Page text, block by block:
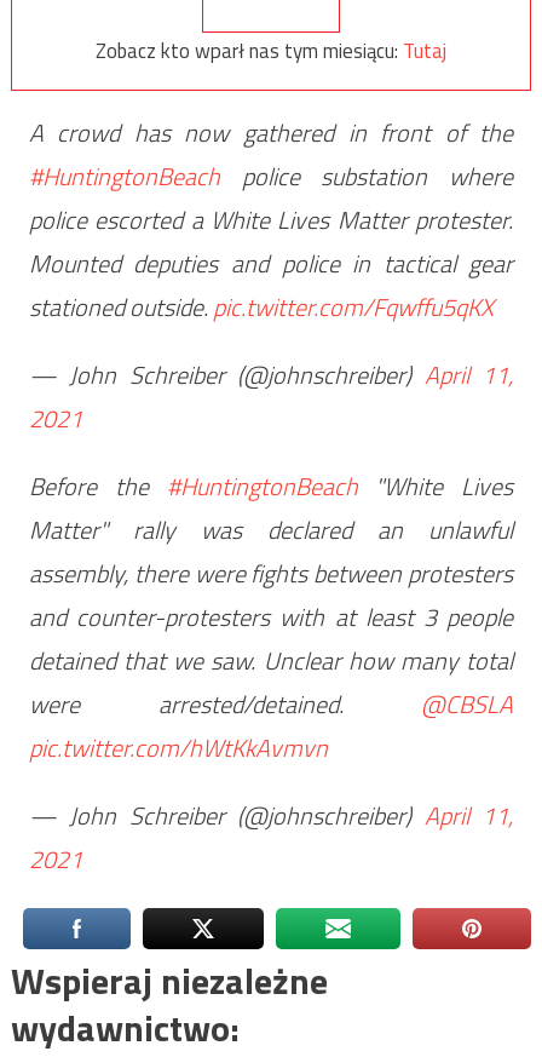
Zobacz kto wparł nas tym miesiącu: Tutaj
A crowd has now gathered in front of the
#HuntingtonBeachpolice substation where
police escorted a White Lives Matter protester.
Mounted deputies and police in tactical gear
stationed outside.pic.twitter.com/Fqwffu5qKX
— John Schreiber (@johnschreiber) April 11,
2021
Before the #HuntingtonBeach"White Lives
Matter" rally was declared an unlawful
assembly, there were fights between protesters
and counter-protesters with at least 3 people
detained that we saw. Unclear how many total
were arrested/detained. @CBSLA
pic.twitter.com/hWtKkAvmvn
— John Schreiber (@johnschreiber) April 11,
2021
Wspieraj niezależne
wydawnictwo: